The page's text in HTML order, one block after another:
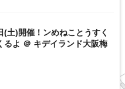
(土)開催！ンめねことうすく
るよ ＠ キデイランド大阪梅